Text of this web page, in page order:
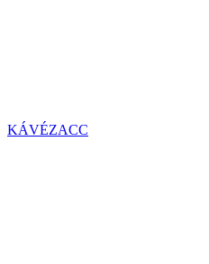
KÁVÉZACC